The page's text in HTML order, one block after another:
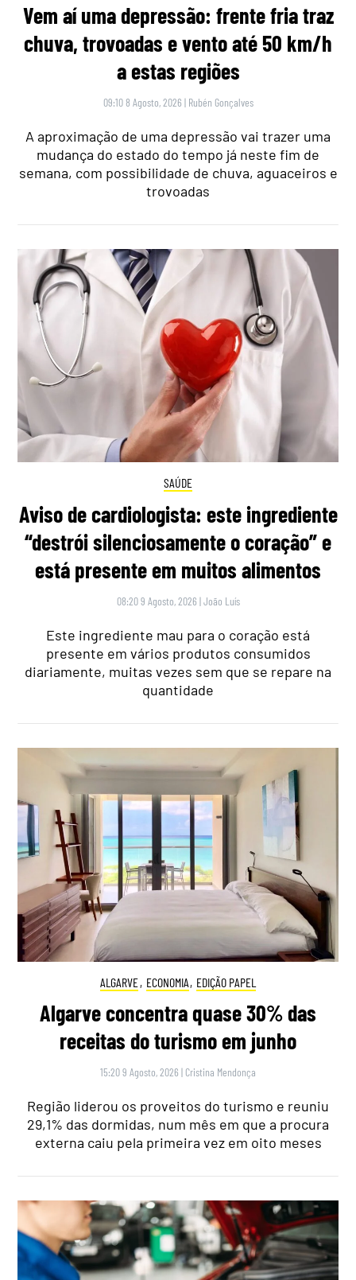
Vem aí uma depressão: frente fria traz
chuva, trovoadas e vento até 50 km/h
a estas regiões
09:10 8 Agosto, 2026 | Rubén Gonçalves
A aproximação de uma depressão vai trazer uma
mudança do estado do tempo já neste fim de
semana, com possibilidade de chuva, aguaceiros e
trovoadas
SAÚDE
Aviso de cardiologista: este ingrediente
“destrói silenciosamente o coração” e
está presente em muitos alimentos
08:20 9 Agosto, 2026 |João Luís
Este ingrediente mau para o coração está
presente em vários produtos consumidos
diariamente, muitas vezes sem que se repare na
quantidade
ALGARVE, ECONOMIA, EDIÇÃO PAPEL
Algarve concentra quase 30% das
receitas do turismo em junho
15:20 9 Agosto, 2026 | Cristina Mendonça
Região liderou os proveitos do turismo e reuniu
29,1% das dormidas, num mês em que a procura
externa caiu pela primeira vez em oito meses